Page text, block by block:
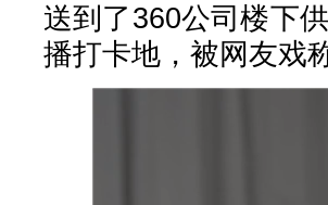
送到了360公司楼下
播打卡地，被网友戏